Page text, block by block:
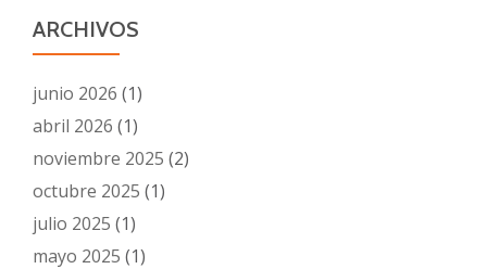
ARCHIVOS
junio 2026 (1)
abril 2026 (1)
noviembre 2025 (2)
octubre 2025 (1)
julio 2025 (1)
mayo 2025 (1)